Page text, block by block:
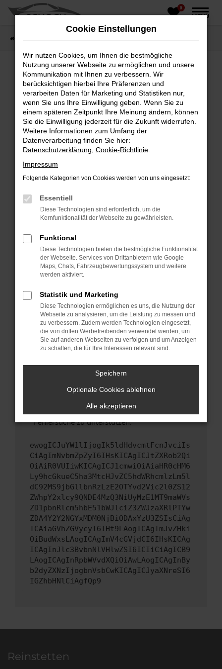
Zum
0
MENÜ
Fehler: Network Error
Beim Laden ist ein Fehler aufgetreten.
Hier sind ein paar Tipps, die dir helfen können:
Überprüfe deine Firewall und deine
Internetverbindung.
Laden andere Webseiten, zum Beispiel deine
Suchmaschine?
Prüfe deine Browsererweiterungen.
können das Laden bestimmter Seiten
verhindern. Funktioniert die Seite in einem
Fenster?
Starte dein Gerät neu.
Das kann manchmal helfen, vorübergehende
Probleme zu beheben.
Betriebssystem auf dem neuesten Stand
sind.
Veraltete Software birgt nicht nur ein
Sicherheitsrisiko, sondern kann auch dazu
führen, dass bestimmte Funktionen nicht mehr
unterstützt werden.
Wende dich an den Webseitenbetreiber.
Wenn du alle oben genannten Schritte versucht
hast, kontaktiere uns bitte. Wir werden
uns diesen Text schicken, um uns bei der
Fehlersuche zu unterstützen:
ewogICJuYW1lIjogIk5ldHdvcmtFcnJvciIs
CiAgImNvbmZpZyI6IHsKICAgICJtZXRob2Qi
OiAiR0VUIiwKICAgICJ1cmwiOiAiaHR0cHM6
Ly9hcGkueC5ha3MtcHJvZC5hdWRhcmlzLm5l
dC92MS9jbGllbnRzLzE2OTYvd2Vic2l0ZS12
ZWhpY2xlcy9QNDE4MzQ3NiUyMzE1MT9maWVs
ZD1pbnRlcm5hbE51bWJlciZ3ZWJzaXRlPTYw
ZDA4Y2Y2NGYxMDM0NjBiODAxYzU3ZSIsCiAg
ICAiaGVhZGVycyI6IHt9LAogICAgImJvZHki
OiBudWxsLAogICAgImV4cGVjdCI6IHsKICAg
ICAgInJlc3BvbnNlVHlwZSI6ICIiCiAgICB9
LAogICAgInRpbWVvdXQiOiAwLAogICAgInBy
b2dyZXNzIjogbnVsbCwKICAgICJyaXNreSI6
IGZhbHNlCiAgfQp9
Reinstetten
Cookie Einstellungen
Wir nutzen Cookies, um Ihnen die bestmögliche
Nutzung unserer Webseite zu ermöglichen und unsere
Kommunikation mit Ihnen zu verbessern. Wir
berücksichtigen hierbei Ihre Präferenzen und
verarbeiten Daten für Marketing und Statistiken nur,
wenn Sie uns Ihre Einwilligung geben. Wenn Sie zu
einem späteren Zeitpunkt Ihre Meinung ändern, können
Sie die Einwilligung jederzeit für die Zukunft widerrufen.
Weitere Informationen zum Umfang der
Datenverarbeitung finden Sie hier:
Datenschutzerklärung Cookie-Richtlinie
Impressum
Folgende Kategorien von Cookies werden von uns eingesetzt:
Essentiell
Diese Technologien sind erforderlich, um die
Kernfunktionalität der Webseite zu gewährleisten.
Funktional
Diese Technologien bieten die bestmögliche Funktionalität
der Webseite. Services von Drittanbietern wie Google
Maps, Chats, Fahrzeugbewertungssystem und weitere
werden aktiviert.
Statistik und Marketing
Diese Technologien ermöglichen es uns, die Nutzung der
Webseite zu analysieren, um die Leistung zu messen und
zu verbessern. Zudem werden Technologien eingesetzt,
die von dritten Werbetreibenden verwendet werden, um
Sie auf anderen Webseiten zu verfolgen und um Anzeigen
zu schalten, die für Ihre Interessen relevant sind.
Speichern
Optionale Cookies ablehnen
Alle akzeptieren